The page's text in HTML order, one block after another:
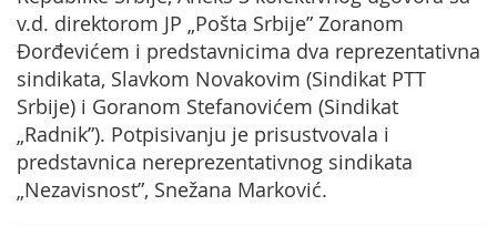
v.d. direktorom JP „Pošta Srbije” Zoranom
Đorđevićem i predstavnicima dva reprezentativna
sindikata, Slavkom Novakovim (Sindikat PTT
Srbije) i Goranom Stefanovićem (Sindikat
„Radnik”). Potpisivanju je prisustvovala i
predstavnica nereprezentativnog sindikata
„Nezavisnost”, Snežana Marković.